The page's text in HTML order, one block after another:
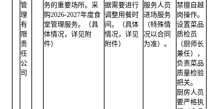
管
理
有
限
责
任
公
司
务的重要场所。采
购2026-2027年度食
堂管理服务。（具
体情况，详见附
件）
据需要进行
调整用餐时
间。（具体
情况，详见
附件）
服务人员
进场服务
（特殊情
况以合同
为准）。
禁擅自越
岗操作。
设置菜品
质检员
（厨师长
兼任），
负责菜品
质量检验
把关。
厨房人员
要严格执